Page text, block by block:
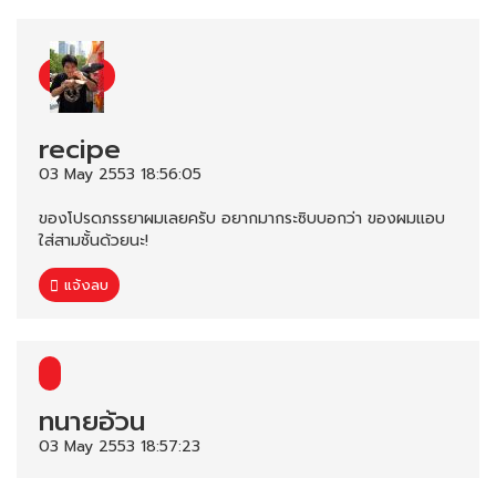
recipe
03 May 2553 18:56:05
ของโปรดภรรยาผมเลยครับ อยากมากระซิบบอกว่า ของผมแอบ
ใส่สามชั้นด้วยนะ!
แจ้งลบ
ทนายอ้วน
03 May 2553 18:57:23